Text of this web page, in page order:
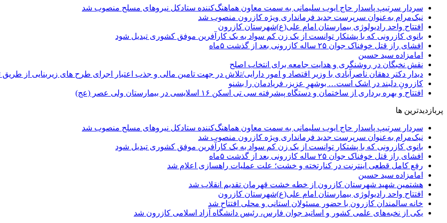
سردار سرتیپ پاسدار حاج ایوب سلیمانی به سمت معاون هماهنگ‌کننده ستادکل نیروهای مسلح منصوب شد
نیک‌مرام به‌عنوان سرپرست جدید فرمانداری ویژه کازرون منصوب شد
افتتاح واحد رادیولوژی بیمارستان امام علی(ع)شهرستان کازرون
بانوی کازرونی که با پشتکار توانست از یک زن کم سواد به یک کارآفرین موفق کشوری تبدیل شود
افشای راز قتل خوفناک جوان ۲۵ ساله کازرونی بعد از گذشت ۵ماه
امامزاده سید حسین
نقش نخبگان در روشنگری و هدایت‌ جامعه برای انتخاب اصلح
دیدار دکتر دهقان ناصرآبادی با وزیر اقتصاد و امور دارایی/تلاش در جهت تامین مالی و جذب اعتبار اجرای طرح های زیربنایی از طریق
کازرونِ دلبند در اشک است… بوشهرِ عزیز، فریادمان را بشنو
افتتاح و بهره برداری از ساختمان و دستگاه پیشرفته سی تی اسکن ۱۶ اسلایسی در بیمارستان ولی عصر (عج)
پربازدیدترین ها
سردار سرتیپ پاسدار حاج ایوب سلیمانی به سمت معاون هماهنگ‌کننده ستادکل نیروهای مسلح منصوب شد
نیک‌مرام به‌عنوان سرپرست جدید فرمانداری ویژه کازرون منصوب شد
بانوی کازرونی که با پشتکار توانست از یک زن کم سواد به یک کارآفرین موفق کشوری تبدیل شود
افشای راز قتل خوفناک جوان ۲۵ ساله کازرونی بعد از گذشت ۵ماه
رفع کامل قطعی اینترنت در کنارتخته و خشت؛ علت عملیات راهسازی اعلام شد
امامزاده سید حسین
هشتمین شهید شهرستان کازرون از خطه خشت قهرمان تقدیم انقلاب شد
افتتاح واحد رادیولوژی بیمارستان امام علی(ع)شهرستان کازرون
خانه سالمندان کازرون با حضور مسئولان استانی و محلی افتتاح شد
یکی از نخبه‌های علمی کشور و اساتید جوان فارس، رئیس دانشگاه آزاد اسلامی کازرون شد